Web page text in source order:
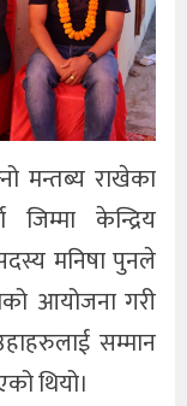
मन्तब्य राखेका
केन्द्रिय
मनिषा पुनले
आयोजना गरी
सम्मान
थियो।